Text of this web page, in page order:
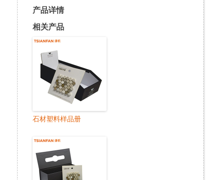
产品详情
相关产品
石材塑料样品册